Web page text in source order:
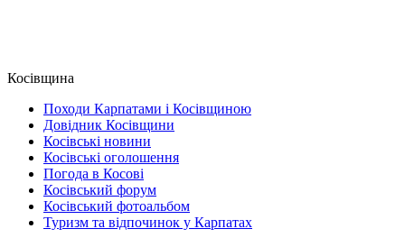
Косівщина
Походи Карпатами і Косівщиною
Довідник Косівщини
Косівські новини
Косівські оголошення
Погода в Косові
Косівський форум
Косівський фотоальбом
Туризм та відпочинок у Карпатах